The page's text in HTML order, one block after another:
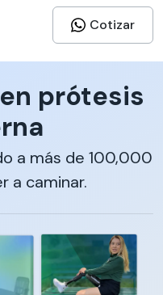
Cotizar
prótesis
a más de 100,000
a caminar.